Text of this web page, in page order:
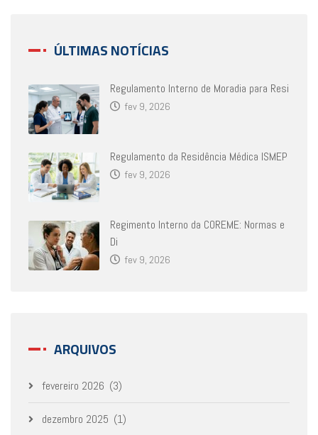
ÚLTIMAS NOTÍCIAS
Regulamento Interno de Moradia para Resi
fev 9, 2026
Regulamento da Residência Médica ISMEP
fev 9, 2026
Regimento Interno da COREME: Normas e
Di
fev 9, 2026
ARQUIVOS
fevereiro 2026 (3)
dezembro 2025 (1)